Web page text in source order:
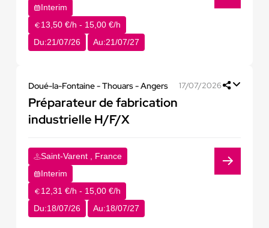
Interim
13,50 €/h - 15,00 €/h
Du:21/07/26 Au:21/07/27
Doué-la-Fontaine - Thouars - Angers 17/07/2026
Préparateur de fabrication
industrielle H/F/X
Saint-Varent , France
Interim
12,31 €/h - 15,00 €/h
Du:18/07/26 Au:18/07/27